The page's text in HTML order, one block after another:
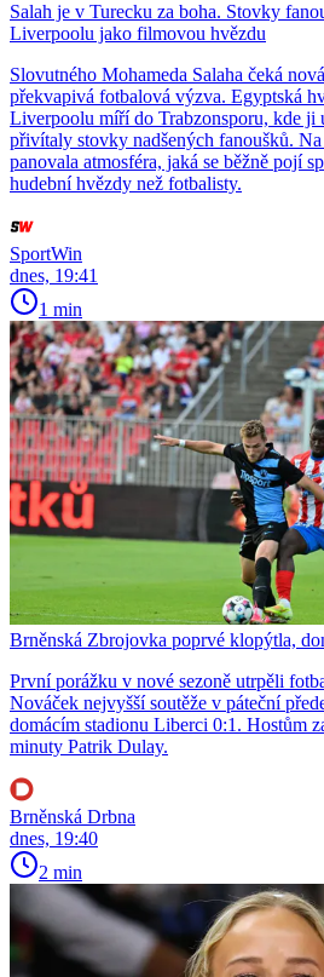
Salah je v Turecku za boha. Stovky
Liverpoolu jako filmovou hvězdu
Slovutného Mohameda Salaha čeká
překvapivá fotbalová výzva. Egyptská
Liverpoolu míří do Trabzonsporu, kde ji
přivítaly stovky nadšených fanoušků.
panovala atmosféra, jaká se běžně pojí
hudební hvězdy než fotbalisty.
SportWin
dnes, 19:41
1 min
Brněnská Zbrojovka poprvé klopýtla,
První porážku v nové sezoně utrpěli
Nováček nejvyšší soutěže v páteční
domácím stadionu Liberci 0:1. Hostům
minuty Patrik Dulay.
Brněnská Drbna
dnes, 19:40
2 min